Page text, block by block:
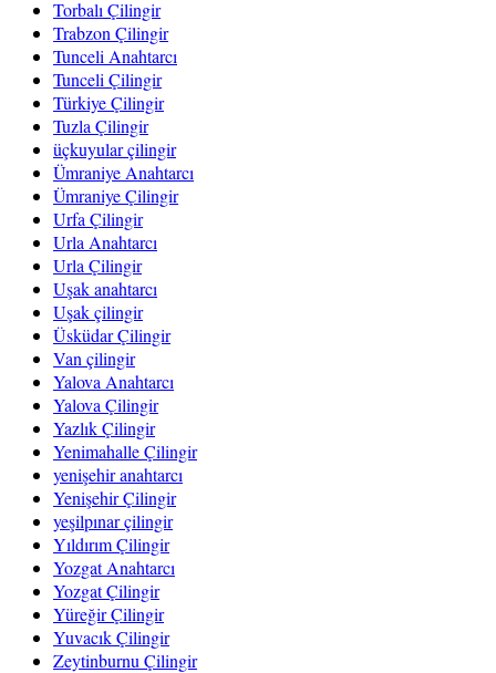
Torbalı Çilingir
Trabzon Çilingir
Tunceli Anahtarcı
Tunceli Çilingir
Türkiye Çilingir
Tuzla Çilingir
üçkuyular çilingir
Ümraniye Anahtarcı
Ümraniye Çilingir
Urfa Çilingir
Urla Anahtarcı
Urla Çilingir
Uşak anahtarcı
Uşak çilingir
Üsküdar Çilingir
Van çilingir
Yalova Anahtarcı
Yalova Çilingir
Yazlık Çilingir
Yenimahalle Çilingir
yenişehir anahtarcı
Yenişehir Çilingir
yeşilpınar çilingir
Yıldırım Çilingir
Yozgat Anahtarcı
Yozgat Çilingir
Yüreğir Çilingir
Yuvacık Çilingir
Zeytinburnu Çilingir